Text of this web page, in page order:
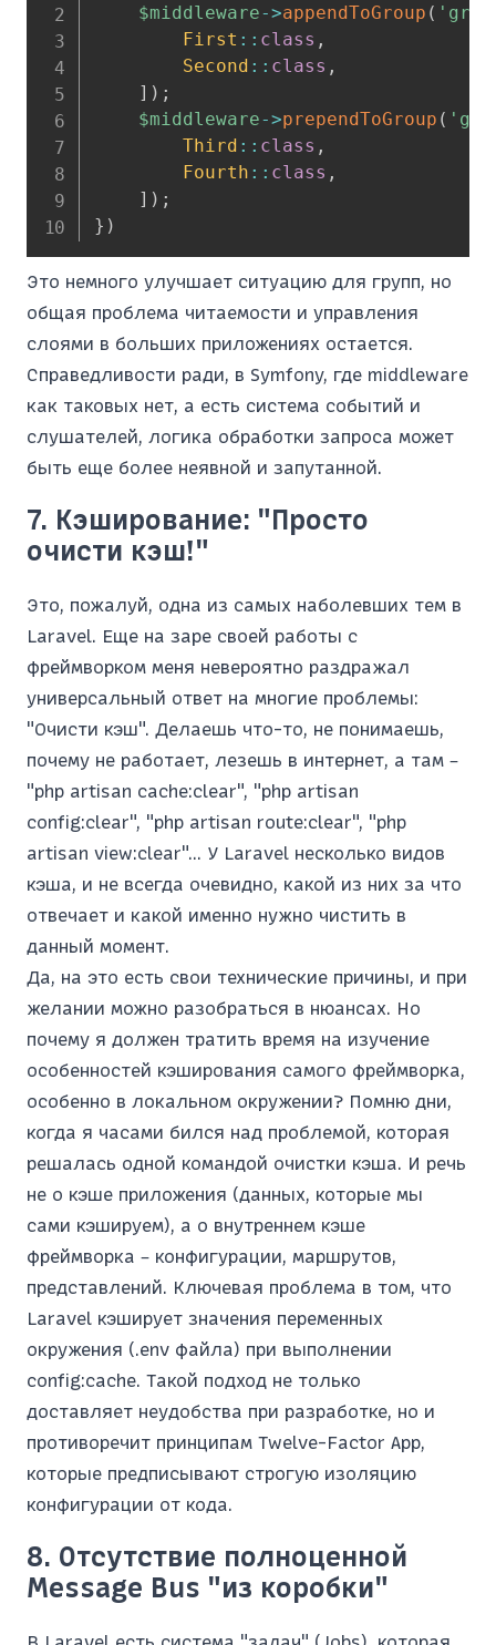
$middleware->appendToGroup (
First :: class ,
Second :: class ,
] ) ;
$middleware->prependToGroup (
Third :: class ,
Fourth :: class ,
] ) ;
} )
Это немного улучшает ситуацию для групп, но
общая проблема читаемости и управления
слоями в больших приложениях остается.
Справедливости ради, в Symfony, где middleware
как таковых нет, а есть система событий и
слушателей, логика обработки запроса может
быть еще более неявной и запутанной.
7. Кэширование: "Просто
очисти кэш!"
Это, пожалуй, одна из самых наболевших тем в
Laravel. Еще на заре своей работы с
фреймворком меня невероятно раздражал
универсальный ответ на многие проблемы:
"Очисти кэш". Делаешь что-то, не понимаешь,
почему не работает, лезешь в интернет, а там –
"php artisan cache:clear", "php artisan
config:clear", "php artisan route:clear", "php
artisan view:clear"... У Laravel несколько видов
кэша, и не всегда очевидно, какой из них за что
отвечает и какой именно нужно чистить в
данный момент.
Да, на это есть свои технические причины, и при
желании можно разобраться в нюансах. Но
почему я должен тратить время на изучение
особенностей кэширования самого фреймворка,
особенно в локальном окружении? Помню дни,
когда я часами бился над проблемой, которая
решалась одной командой очистки кэша. И речь
не о кэше приложения (данных, которые мы
сами кэшируем), а о внутреннем кэше
фреймворка – конфигурации, маршрутов,
представлений. Ключевая проблема в том, что
Laravel кэширует значения переменных
окружения (.env файла) при выполнении
config:cache. Такой подход не только
доставляет неудобства при разработке, но и
противоречит принципам Twelve-Factor App,
которые предписывают строгую изоляцию
конфигурации от кода.
8. Отсутствие полноценной
Message Bus "из коробки"